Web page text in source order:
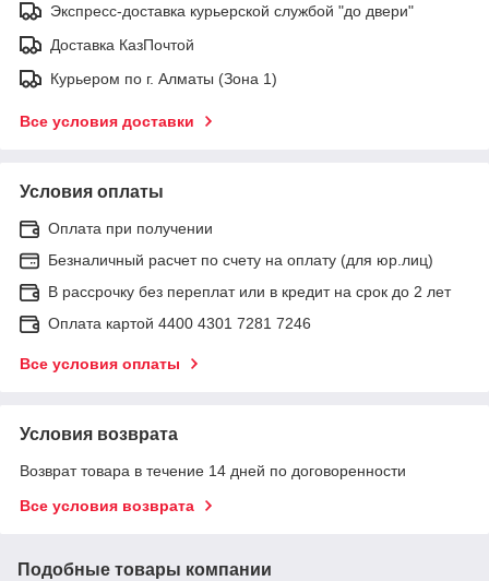
Экспресс-доставка курьерской службой "до двери"
Доставка КазПочтой
Курьером по г. Алматы (Зона 1)
Все условия доставки
Условия оплаты
Оплата при получении
Безналичный расчет по счету на оплату (для юр.лиц)
В рассрочку без переплат или в кредит на срок до 2 лет
Оплата картой 4400 4301 7281 7246
Все условия оплаты
Условия возврата
Возврат товара в течение 14 дней по договоренности
Все условия возврата
Подобные товары компании